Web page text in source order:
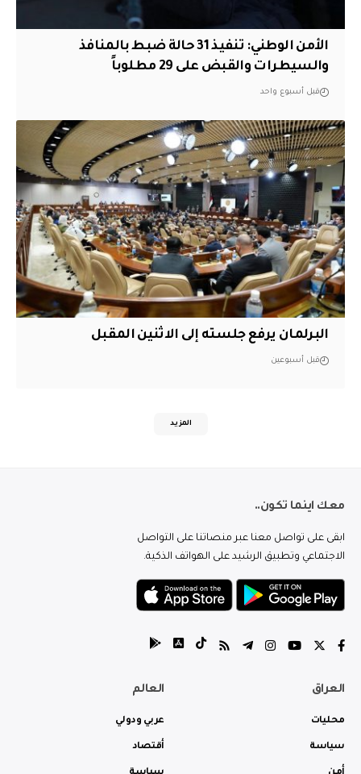
الأمن الوطني: تنفيذ 31 حالة ضبط بالمنافذ
والسيطرات والقبض على 29 مطلوباً
قبل أسبوع واحد
البرلمان يرفع جلسته إلى الاثنين المقبل
قبل أسبوعين
المزيد
معك اينما تكون..
ابقى على تواصل معنا عبر منصاتنا على التواصل
الاجتماعي وتطبيق الرشيد على الهواتف الذكية.
العراق
محليات
سياسة
العالم
عربي ودولي
أقتصاد